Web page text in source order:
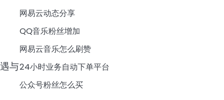
与
网易云动态分享
QQ音乐粉丝增加
网易云音乐怎么刷赞
24小时业务自动下单平台
公众号粉丝怎么买